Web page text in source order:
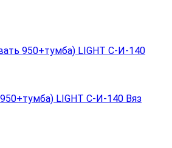
LIGHT С-И-140 Вяз